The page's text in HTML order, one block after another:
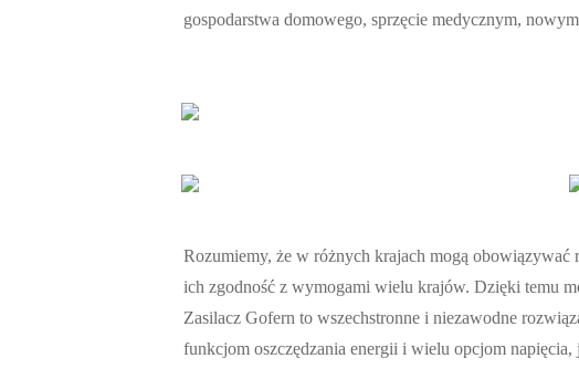
gospodarstwa domowego, sprzęcie medycznym,
Rozumiemy, że w różnych krajach mogą obowiązywać
ich zgodność z wymogami wielu krajów. Dzięki temu
Zasilacz Gofern to wszechstronne i niezawodne
funkcjom oszczędzania energii i wielu opcjom